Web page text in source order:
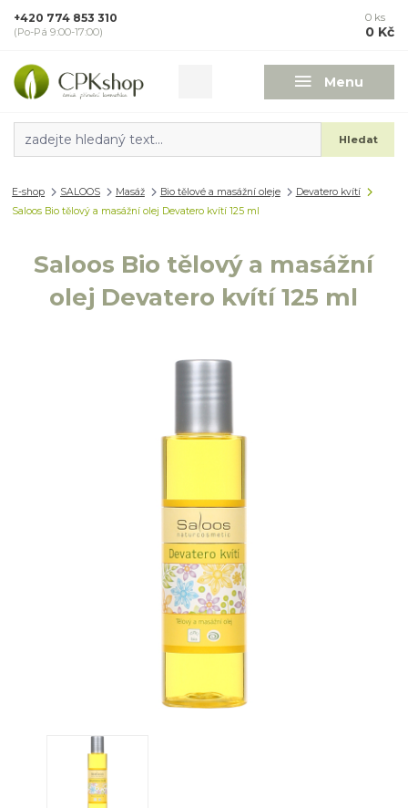
Menu
Hledat
+420 774 853 310
(Po-Pá 9:00-17:00)
0 ks
0 Kč
E-shop SALOOS Masáž Bio tělové a masážní oleje
Devatero kvítí
Saloos Bio tělový a masážní olej Devatero kvítí 125 ml
Saloos Bio tělový a masážní
olej Devatero kvítí 125 ml